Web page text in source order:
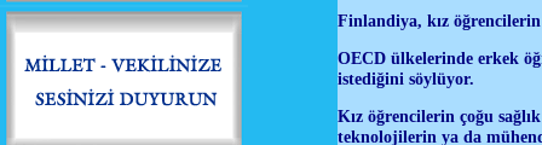
Finlandiya, kız
OECD ülkelerinde erkek
istediğini söylüyor.
Kız öğrencilerin çoğu
teknolojilerin ya da